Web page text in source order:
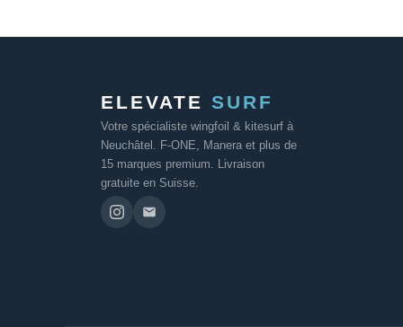
ELEVATE SURF
Votre spécialiste wingfoil & kitesurf à
Neuchâtel. F-ONE, Manera et plus de
15 marques premium. Livraison
gratuite en Suisse.